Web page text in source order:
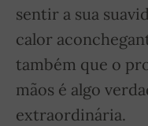
sentir a sua
calor
também que o
mãos é algo
extraordinária.